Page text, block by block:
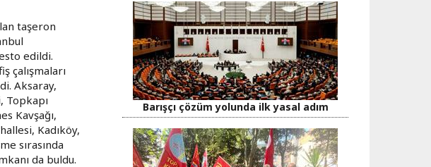
taşeron
edildi.
çalışmaları
Aksaray,
Topkapı
Kavşağı,
Kadıköy,
sırasında
da buldu.
Barışçı çözüm yolunda ilk yasal adım